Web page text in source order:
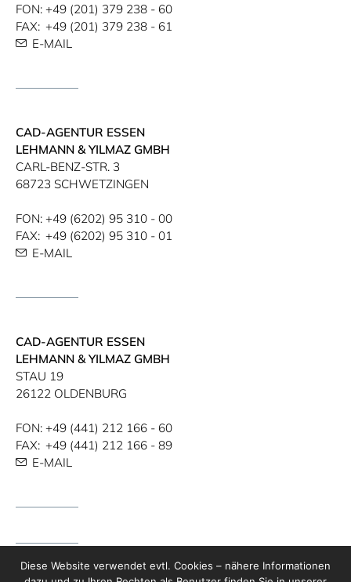
FON: +49 (201) 379 238 - 60
FAX: +49 (201) 379 238 - 61
E-MAIL
CAD-AGENTUR ESSEN
LEHMANN & YILMAZ GMBH
CARL-BENZ-STR. 3
68723 SCHWETZINGEN
FON: +49 (6202) 95 310 - 00
FAX: +49 (6202) 95 310 - 01
E-MAIL
CAD-AGENTUR ESSEN
LEHMANN & YILMAZ GMBH
STAU 19
26122 OLDENBURG
FON: +49 (441) 212 166 - 60
FAX: +49 (441) 212 166 - 89
E-MAIL
Diese Website verwendet evtl. Cookies – nähere Informationen